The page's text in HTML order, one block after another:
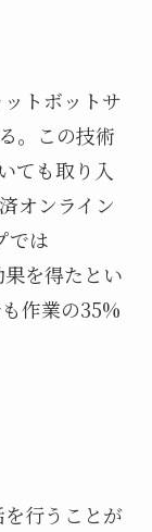
トボットサ
。この技術
ても取り入
オンライン
では
を得たとい
作業の35%
行うことが